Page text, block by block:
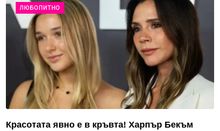
ЛЮБОПИТНО
Красотата явно е в кръвта! Харпър Бекъм